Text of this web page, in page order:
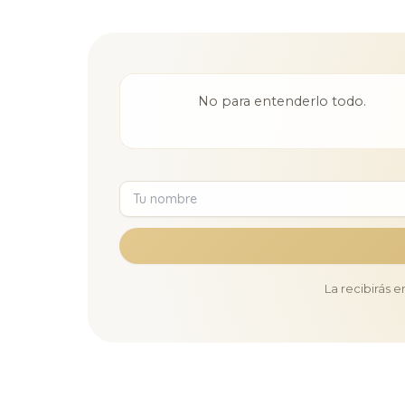
No para entenderlo todo.
La recibirás